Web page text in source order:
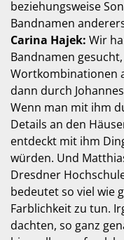
beziehungsweise
Bandnamen
Carina Hajek: Wir
Bandnamen
Wortkombinationen
dann durch
Wenn man mit ihm
Details an den
entdeckt mit ihm
würden. Und
Dresdner
bedeutet so viel wie
Farblichkeit zu tun.
dachten, so ganz